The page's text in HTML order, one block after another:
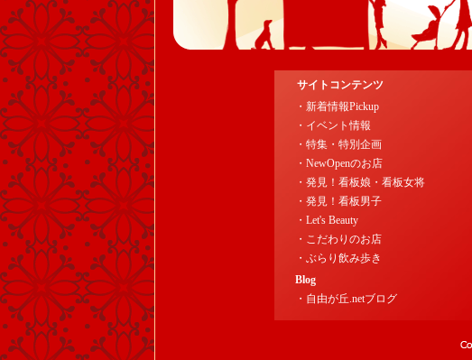
サイトコンテンツ
・新着情報Pickup
・イベント情報
・特集・特別企画
・NewOpenのお店
・発見！看板娘・看板女将
・発見！看板男子
・Let's Beauty
・こだわりのお店
・ぶらり飲み歩き
Blog
・自由が丘.netブログ